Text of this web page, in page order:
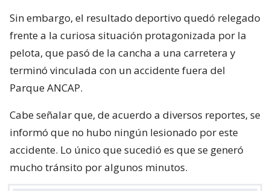
Sin embargo, el resultado deportivo quedó relegado
frente a la curiosa situación protagonizada por la
pelota, que pasó de la cancha a una carretera y
terminó vinculada con un accidente fuera del
Parque ANCAP.
Cabe señalar que, de acuerdo a diversos reportes, se
informó que no hubo ningún lesionado por este
accidente. Lo único que sucedió es que se generó
mucho tránsito por algunos minutos.